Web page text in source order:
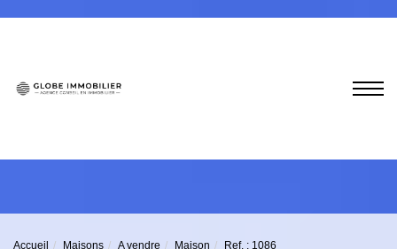
Accueil Maisons A vendre Maison Ref. : 1086